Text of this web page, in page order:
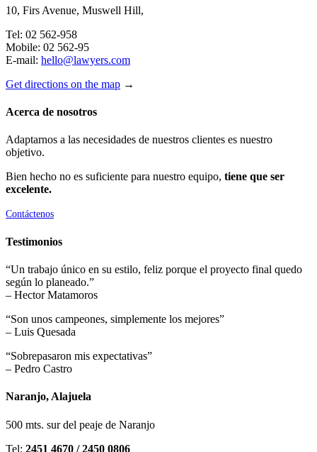
10, Firs Avenue, Muswell Hill,
Tel: 02 562-958
Mobile: 02 562-95
E-mail: hello@lawyers.com
Get directions on the map →
Acerca de nosotros
Adaptarnos a las necesidades de nuestros clientes es nuestro
objetivo.
Bien hecho no es suficiente para nuestro equipo, tiene que ser
excelente.
Contáctenos
Testimonios
“Un trabajo único en su estilo, feliz porque el proyecto final quedo
según lo planeado.”
– Hector Matamoros
“Son unos campeones, simplemente los mejores”
– Luis Quesada
“Sobrepasaron mis expectativas”
– Pedro Castro
Naranjo, Alajuela
500 mts. sur del peaje de Naranjo
Tel: 2451 4670 / 2450 0806